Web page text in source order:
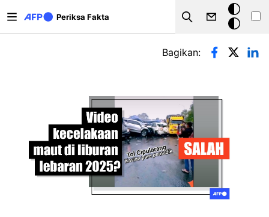
Periksa Fakta
Search
Mode
gelap
Tab primer
Bagikan: